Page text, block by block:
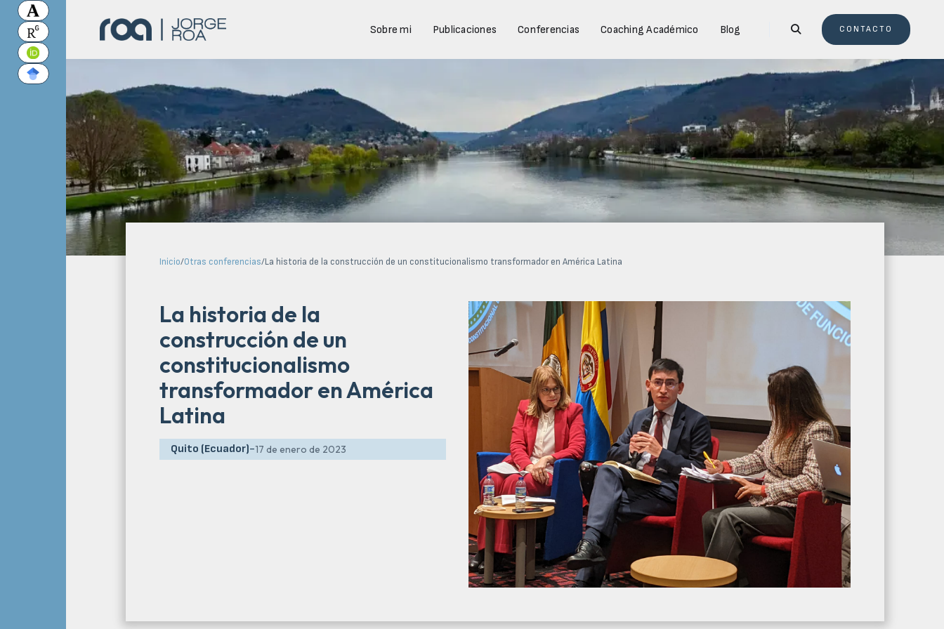
Sobre mi Publicaciones Conferencias Coaching Académico Blog  CONTACTO
Inicio/Otras conferencias/La historia de la construcción de un constitucionalismo transformador en América Latina
La historia de la
construcción de un
constitucionalismo
transformador en América
Latina
Quito (Ecuador)-17 de enero de 2023